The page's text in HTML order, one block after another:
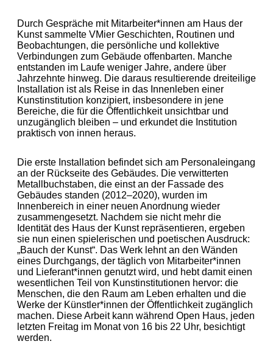
Durch Gespräche mit Mitarbeiter*innen am Haus der
Kunst sammelte VMier Geschichten, Routinen und
Beobachtungen, die persönliche und kollektive
Verbindungen zum Gebäude offenbarten. Manche
entstanden im Laufe weniger Jahre, andere über
Jahrzehnte hinweg. Die daraus resultierende dreiteilige
Installation ist als Reise in das Innenleben einer
Kunstinstitution konzipiert, insbesondere in jene
Bereiche, die für die Öffentlichkeit unsichtbar und
unzugänglich bleiben – und erkundet die Institution
praktisch von innen heraus.
Die erste Installation befindet sich am Personaleingang
an der Rückseite des Gebäudes. Die verwitterten
Metallbuchstaben, die einst an der Fassade des
Gebäudes standen (2012–2020), wurden im
Innenbereich in einer neuen Anordnung wieder
zusammengesetzt. Nachdem sie nicht mehr die
Identität des Haus der Kunst repräsentieren, ergeben
sie nun einen spielerischen und poetischen Ausdruck:
„Bauch der Kunst“. Das Werk lehnt an den Wänden
eines Durchgangs, der täglich von Mitarbeiter*innen
und Lieferant*innen genutzt wird, und hebt damit einen
wesentlichen Teil von Kunstinstitutionen hervor: die
Menschen, die den Raum am Leben erhalten und die
Werke der Künstler*innen der Öffentlichkeit zugänglich
machen. Diese Arbeit kann während Open Haus, jeden
letzten Freitag im Monat von 16 bis 22 Uhr, besichtigt
werden.